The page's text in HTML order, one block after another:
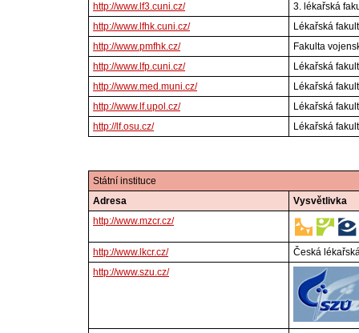
http://www.lf3.cuni.cz/
3. lékařská
http://www.lfhk.cuni.cz/
Lékařská
http://www.pmfhk.cz/
Fakulta
http://www.lfp.cuni.cz/
Lékařská
http://www.med.muni.cz/
Lékařská
http://www.lf.upol.cz/
Lékařská
http://lf.osu.cz/
Lékařská
Státní instituce
Adresa
Vysvětlivka
http://www.mzcr.cz/
http://www.lkcr.cz/
Česká
http://www.szu.cz/